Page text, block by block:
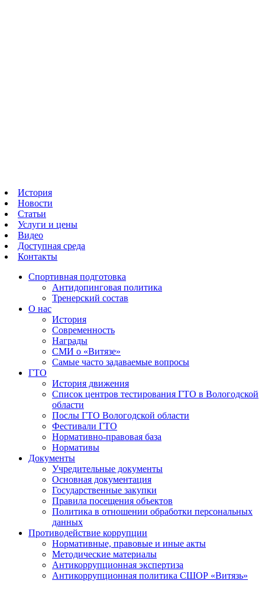
История
Новости
Статьи
Услуги и цены
Видео
Доступная среда
Контакты
Спортивная подготовка
Антидопинговая политика
Тренерский состав
О нас
История
Современность
Награды
СМИ о «Витязе»
Самые часто задаваемые вопросы
ГТО
История движения
Список центров тестирования ГТО в Вологодской
области
Послы ГТО Вологодской области
Фестивали ГТО
Нормативно-правовая база
Нормативы
Документы
Учредительные документы
Основная документация
Государственные закупки
Правила посещения объектов
Политика в отношении обработки персональных
данных
Противодействие коррупции
Нормативные, правовые и иные акты
Методические материалы
Антикоррупционная экспертиза
Антикоррупционная политика СШОР «Витязь»